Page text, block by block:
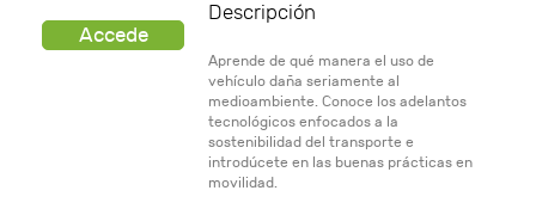
Descripción
Aprende de qué manera el uso de
vehículo daña seriamente al
medioambiente. Conoce los adelantos
tecnológicos enfocados a la
sostenibilidad del transporte e
introdúcete en las buenas prácticas en
movilidad.